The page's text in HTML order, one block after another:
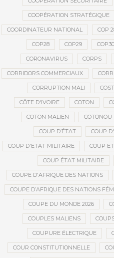
COOPÉRATION STRATÉGIQUE
COORDINATEUR NATIONAL COP
COP28 COP29 COP30
CORONAVIRUS CORPS
CORRIDORS COMMERCIAUX
CORRUPTION MALI
CÔTE D'IVOIRE COTON
COTON MALIEN COTONOU
COUP D’ÉTAT COUP
COUP D'ETAT MILITAIRE COUP
COUP ÉTAT MILITAIRE
COUPE D'AFRIQUE DES NATIONS
COUPE D’AFRIQUE DES NATIONS
COUPE DU MONDE 2026
COUPLES MALIENS
COUPURE ÉLECTRIQUE
COUR CONSTITUTIONNELLE